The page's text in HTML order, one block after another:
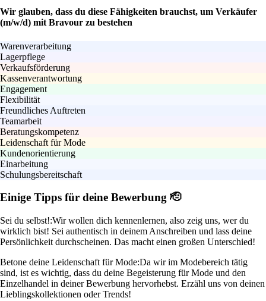
Wir glauben, dass du diese Fähigkeiten brauchst, um Verkäufer
(m/w/d) mit Bravour zu bestehen
Warenverarbeitung
Lagerpflege
Verkaufsförderung
Kassenverantwortung
Engagement
Flexibilität
Freundliches Auftreten
Teamarbeit
Beratungskompetenz
Leidenschaft für Mode
Kundenorientierung
Einarbeitung
Schulungsbereitschaft
Einige Tipps für deine Bewerbung 🫡
Sei du selbst!:Wir wollen dich kennenlernen, also zeig uns, wer du
wirklich bist! Sei authentisch in deinem Anschreiben und lass deine
Persönlichkeit durchscheinen. Das macht einen großen Unterschied!
Betone deine Leidenschaft für Mode:Da wir im Modebereich tätig
sind, ist es wichtig, dass du deine Begeisterung für Mode und den
Einzelhandel in deiner Bewerbung hervorhebst. Erzähl uns von deinen
Lieblingskollektionen oder Trends!